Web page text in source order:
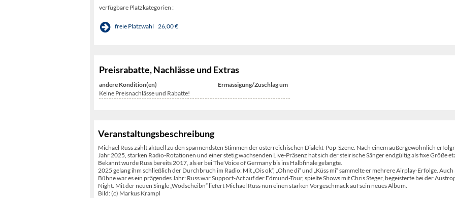
verfügbare Platzkategorien :
freie Platzwahl 26,00 €
Preisrabatte, Nachlässe und Extras
andere Kondition(en)
Ermässigung/Zuschlag um
Keine Preisnachlässe und Rabatte!
Veranstaltungsbeschreibung
Michael Russ zählt aktuell zu den spannendsten Stimmen der österreichischen Dialekt-Pop-Szene. Nach einem außergewöhnlich
Jahr 2025, starken Radio-Rotationen und einer stetig wachsenden Live-Präsenz hat sich der steirische Sänger endgültig als fixe Größe
Bekannt wurde Russ bereits 2017, als er bei The Voice of Germany bis ins Halbfinale gelangte.
2025 gelang ihm schließlich der Durchbruch im Radio: Mit „Ois ok“, „Ohne di“ und „Küss mi“ sammelte er mehrere Airplay-Erfolge.
Bühne war es ein prägendes Jahr: Russ war Support-Act auf der Edmund-Tour, spielte Shows mit Chris Steger, begeisterte bei der
Night. Mit der neuen Single „Wödscheibn“ liefert Michael Russ nun einen starken Vorgeschmack auf sein neues Album.
Bild: (c) Markus Krampl